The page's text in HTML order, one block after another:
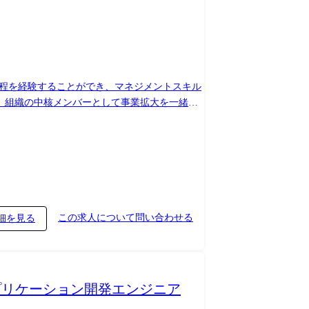
を経験することができ、マネジメントスキル
織の中核メンバーとして事業拡大を一緒に
を見る この求人について問い合わせる
ケーション開発エンジニア